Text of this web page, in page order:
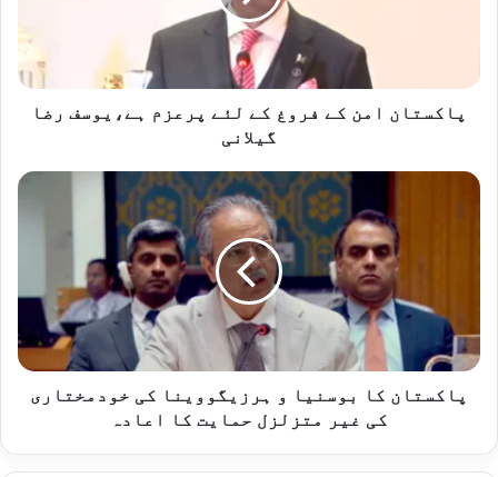
رضا
گیلانی
پاکستان امن کے فروغ کے لئے پرعزم ہے،یوسف رضا
گیلانی
پاکستان
ہرزیگووینا
خودمختاری
کی
غیر
متزلزل
پاکستان کا بوسنیا و ہرزیگووینا کی خودمختاری
کی غیر متزلزل حمایت کا اعادہ